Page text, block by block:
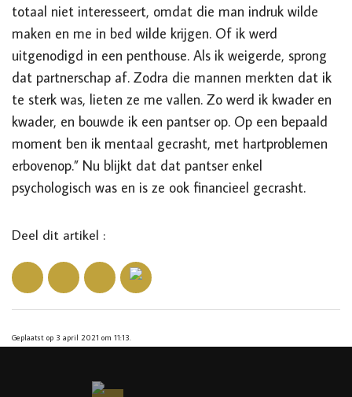
totaal niet interesseert, omdat die man indruk wilde
maken en me in bed wilde krijgen. Of ik werd
uitgenodigd in een penthouse. Als ik weigerde, sprong
dat partnerschap af. Zodra die mannen merkten dat ik
te sterk was, lieten ze me vallen. Zo werd ik kwader en
kwader, en bouwde ik een pantser op. Op een bepaald
moment ben ik mentaal gecrasht, met hartproblemen
erbovenop.” Nu blijkt dat dat pantser enkel
psychologisch was en is ze ook financieel gecrasht.
Deel dit artikel :
Geplaatst op 3 april 2021 om 11:13.